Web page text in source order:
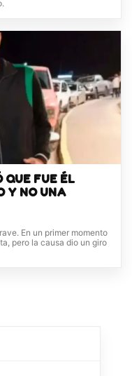
QUE FUE ÉL
Y NO UNA
En un primer momento
pero la causa dio un giro